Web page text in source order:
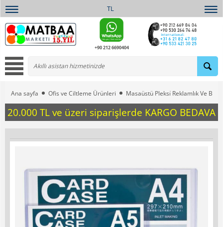
TL
+90 212 6690404
Ana sayfa Ofis ve Ciltleme Ürünleri Masaüstü Pleksi̇ Reklamlık Ve
20.000 TL ve üzeri siparişlerde KARGO BEDAVA